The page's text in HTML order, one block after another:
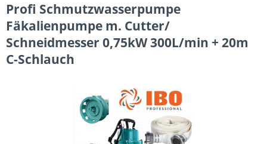
Profi Schmutzwasserpumpe
Fäkalienpumpe m. Cutter/
Schneidmesser 0,75kW 300L/min + 20m
C-Schlauch